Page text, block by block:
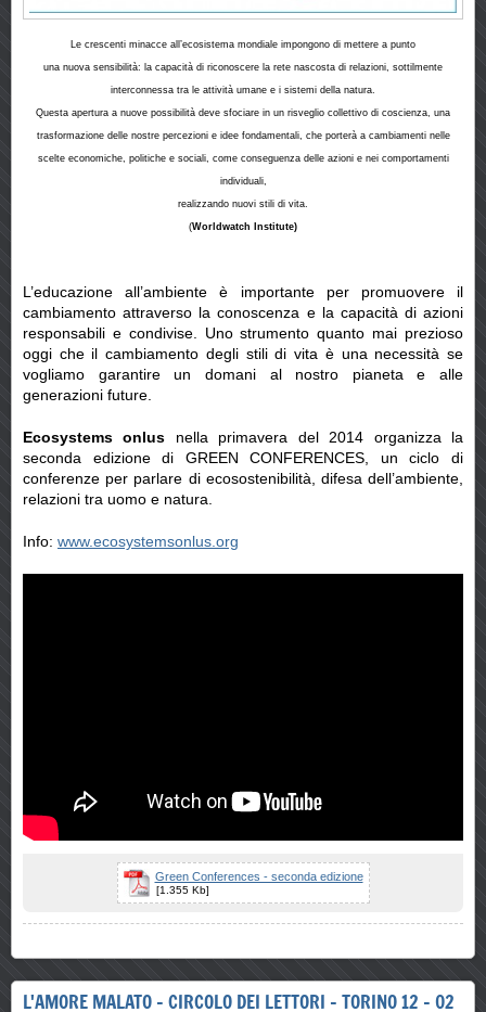
Le crescenti minacce all’ecosistema mondiale impongono di mettere a punto
una nuova sensibilità: la capacità di riconoscere la rete nascosta di relazioni, sottilmente
interconnessa tra le attività umane e i sistemi della natura.
Questa apertura a nuove possibilità deve sfociare in un risveglio collettivo di coscienza, una
trasformazione delle nostre percezioni e idee fondamentali, che porterà a cambiamenti nelle
scelte economiche, politiche e sociali, come conseguenza delle azioni e nei comportamenti
individuali,
realizzando nuovi stili di vita.
(Worldwatch Institute)
L’educazione all’ambiente è importante per promuovere il
cambiamento attraverso la conoscenza e la capacità di azioni
responsabili e condivise. Uno strumento quanto mai prezioso
oggi che il cambiamento degli stili di vita è una necessità se
vogliamo garantire un domani al nostro pianeta e alle
generazioni future.
Ecosystems onlus nella primavera del 2014 organizza la
seconda edizione di GREEN CONFERENCES, un ciclo di
conferenze per parlare di ecosostenibilità, difesa dell’ambiente,
relazioni tra uomo e natura.
Info: www.ecosystemsonlus.org
Green Conferences - seconda edizione
[1.355 Kb]
L'AMORE MALATO - CIRCOLO DEI LETTORI - TORINO 12 - 02